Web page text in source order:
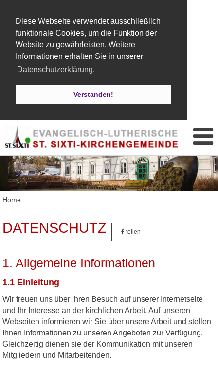
Diese Webseite verwendet ausschließlich
funktionale Cookies, um die Funktion der
Website zu gewährleisten. Weitere
Informationen erhalten Sie in unserer
Datenschutzerklärung.
Verstanden!
Home
DATENSCHUTZ teilen
1. Allgemeine Informationen
1.1 Einleitung
Wir freuen uns über Ihren Besuch auf unserer Internetseite
und Ihr Interesse an der kirchlichen Arbeit. Auf unseren
Webseiten informieren wir Sie über unsere Arbeit und stellen
Ihnen Informationen zu unseren Angeboten zur Verfügung.
Gleichzeitig dienen sie der Kommunikation mit unseren
Mitgliedern und Mitarbeitenden.